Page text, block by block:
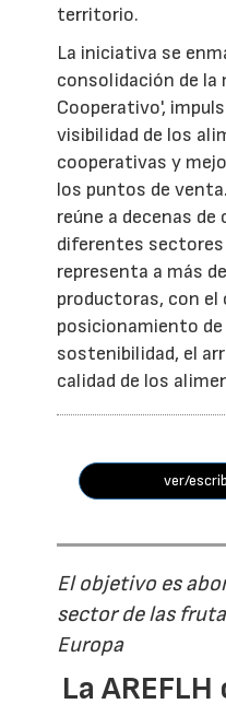
territorio.
La iniciativa se
consolidación de la
Cooperativo',
visibilidad de los
cooperativas y
los puntos de
reúne a decenas
diferentes
representa a más
productoras, con el
posicionamiento de
sostenibilidad, el
calidad de los
ver/
El objetivo es
sector de las
Europa
La